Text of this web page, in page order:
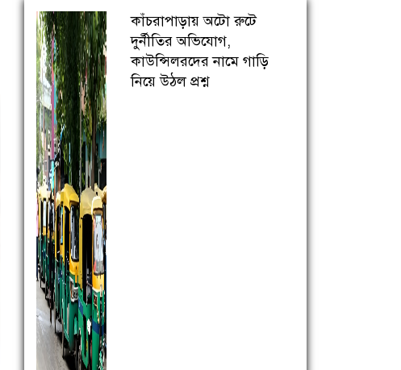
কাঁচরাপাড়ায় অটো রুটে
দুর্নীতির অভিযোগ,
কাউন্সিলরদের নামে গাড়ি
নিয়ে উঠল প্রশ্ন